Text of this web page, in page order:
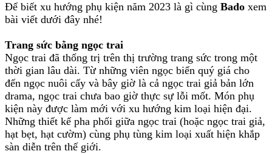
Để biết xu hướng phụ kiện năm 2023 là gì cùng Bado xem
bài viết dưới đây nhé!
Trang sức bằng ngọc trai
Ngọc trai đã thống trị trên thị trường trang sức trong một
thời gian lâu dài. Từ những viên ngọc biển quý giá cho
đến ngọc nuôi cấy và bây giờ là cả ngọc trai giả bản lớn
drama, ngọc trai chưa bao giờ thực sự lỗi mốt. Món phụ
kiện này được làm mới với xu hướng kim loại hiện đại.
Những thiết kế pha phối giữa ngọc trai (hoặc ngọc trai giả,
hạt bẹt, hạt cườm) cùng phụ tùng kim loại xuất hiện khắp
sàn diễn trên thế giới.